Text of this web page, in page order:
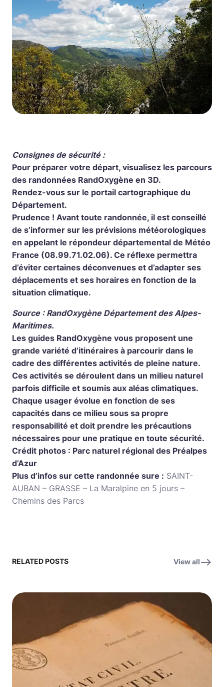
Consignes de sécurité :
Pour préparer votre départ, visualisez les parcours
des randonnées RandOxygène en 3D.
Rendez-vous sur le portail cartographique du
Département.
Prudence ! Avant toute randonnée, il est conseillé
de s’informer sur les prévisions météorologiques
en appelant le répondeur départemental de Météo
France (08.99.71.02.06). Ce réflexe permettra
d’éviter certaines déconvenues et d’adapter ses
déplacements et ses horaires en fonction de la
situation climatique.
Source : RandOxygène Département des Alpes-
Maritimes.
Les guides RandOxygène vous proposent une
grande variété d’itinéraires à parcourir dans le
cadre des différentes activités de pleine nature.
Ces activités se déroulent dans un milieu naturel
parfois difficile et soumis aux aléas climatiques.
Chaque usager évolue en fonction de ses
capacités dans ce milieu sous sa propre
responsabilité et doit prendre les précautions
nécessaires pour une pratique en toute sécurité.
Crédit photos : Parc naturel régional des Préalpes
d’Azur
Plus d’infos sur cette randonnée sure : SAINT-
AUBAN – GRASSE – La Maralpine en 5 jours –
Chemins des Parcs
RELATED POSTS View all